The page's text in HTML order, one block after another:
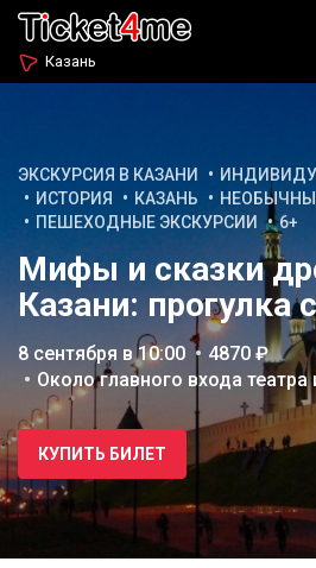
Казань
ЭКСКУРСИЯ В КАЗАНИ
ИСТОРИЯ
КАЗАНЬ
ПЕШЕХОДНЫЕ ЭКСКУРСИИ
6+
Мифы и сказки
Казани: прогулка
8 сентября в 10:00
4870 ₽
Около главного входа
КУПИТЬ БИЛЕТ